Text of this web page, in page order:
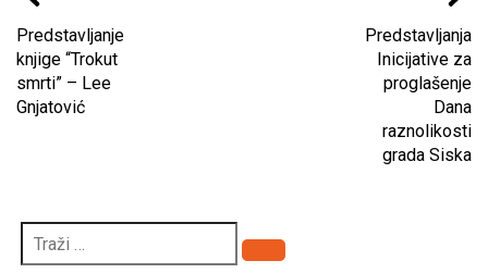
Predstavljanje
knjige “Trokut
smrti” – Lee
Gnjatović
Predstavljanja
Inicijative za
proglašenje
Dana
raznolikosti
grada Siska
Pretraži